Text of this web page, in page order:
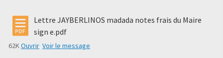
Lettre JAYBERLINOS madada notes frais du Maire
sign e.pdf
62KOuvrir Voir le message